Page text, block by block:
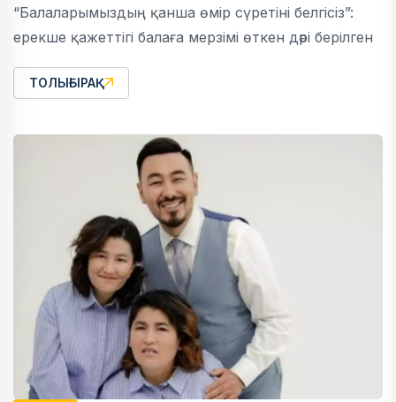
“Балаларымыздың қанша өмір сүретіні белгісіз”:
ерекше қажеттігі балаға мерзімі өткен дәрі берілген
ТОЛЫҒЫРАҚ